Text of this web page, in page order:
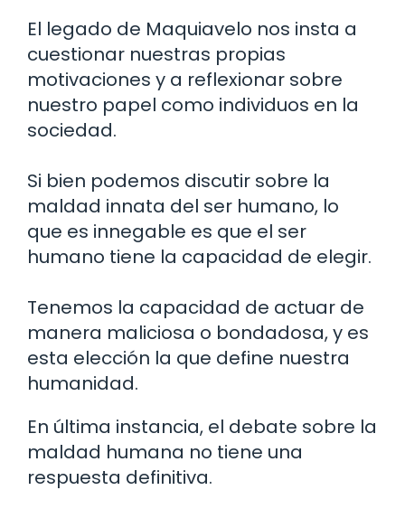
El legado de Maquiavelo nos insta a
cuestionar nuestras propias
motivaciones y a reflexionar sobre
nuestro papel como individuos en la
sociedad.
Si bien podemos discutir sobre la
maldad innata del ser humano, lo
que es innegable es que el ser
humano tiene la capacidad de elegir.
Tenemos la capacidad de actuar de
manera maliciosa o bondadosa, y es
esta elección la que define nuestra
humanidad.
En última instancia, el debate sobre la
maldad humana no tiene una
respuesta definitiva.